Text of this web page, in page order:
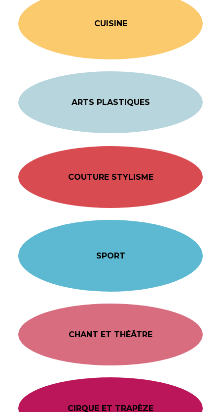
CUISINE
ARTS PLASTIQUES
COUTURE STYLISME
SPORT
CHANT ET THÉÂTRE
CIRQUE ET TRAPÈZE